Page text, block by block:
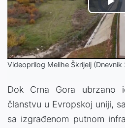
Video
Player
is
Videoprilog Melihe Škrijelj (Dnevnik
Dok Crna Gora ubrzano
članstvu u Evropskoj uniji,
sa izgrađenom putnom